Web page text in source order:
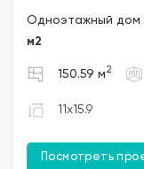
Одноэтажный дом
м2
150.59 м 2
11x15.9
Посмотреть